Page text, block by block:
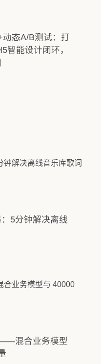
态A/B测试：打
智能设计闭环，
5分钟解决离线
混合业务模型